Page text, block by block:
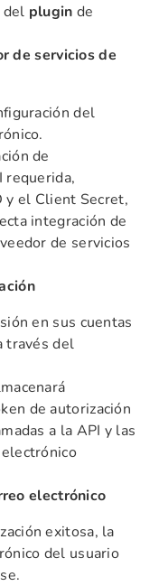
del plugin de
de servicios de
del
de
requerida,
y el Client Secret,
integración de
de servicios
en sus cuentas
través del
de autorización
a la API y las
electrónico
exitosa, la
del usuario